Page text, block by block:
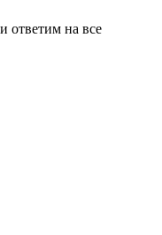
ответим на все